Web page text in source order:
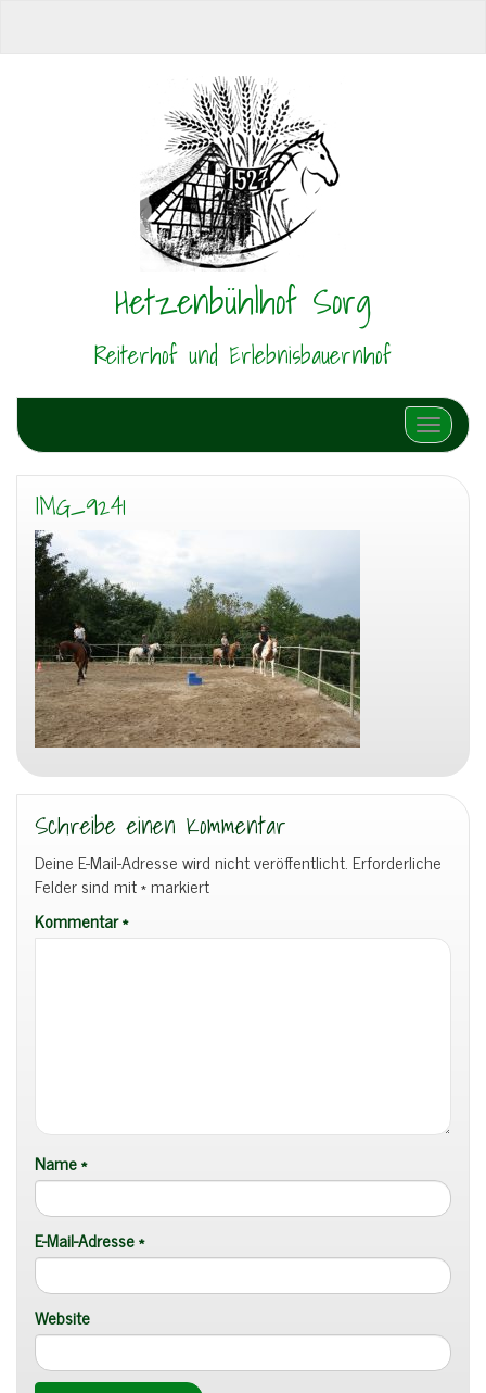
Hetzenbühlhof Sorg
Reiterhof und Erlebnisbauernhof
Schalte
IMG_9241
Schreibe einen Kommentar
Deine E-Mail-Adresse wird nicht veröffentlicht. Erforderliche
Felder sind mit*markiert
Kommentar*
Name*
E-Mail-Adresse*
Website